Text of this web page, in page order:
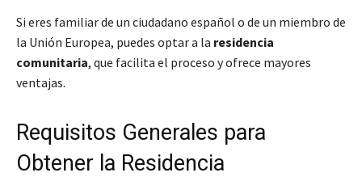
Si eres familiar de un ciudadano español o de un miembro de
la Unión Europea, puedes optar a la residencia
comunitaria, que facilita el proceso y ofrece mayores
ventajas.
Requisitos Generales para
Obtener la Residencia